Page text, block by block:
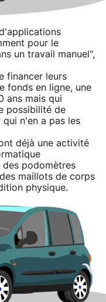
pour le
un travail manuel",
financer leurs
fonds en ligne, une
ans mais qui
possibilité de
n'en a pas les
déjà une activité
des podomètres
maillots de corps
physique.